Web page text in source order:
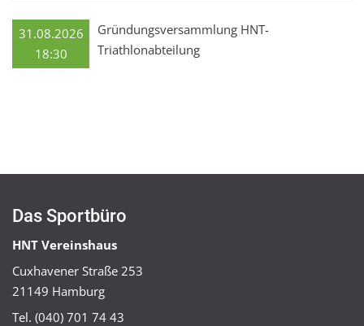
31.08.2026
18:30
Gründungsversammlung HNT-
Triathlonabteilung
Das Sportbüro
HNT Vereinshaus
Cuxhavener Straße 253
21149 Hamburg
Tel. (040) 701 74 43